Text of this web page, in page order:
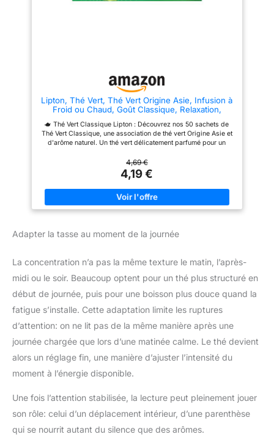
démarrer la journée du bon pied
ou pour donner de l'allure aux
petits instants du quotidien, elle
est toujours bien méritée
PAUSE QUI A DU GOUT : Pour
démarrer la journée du bon pied
petits instants du quotidien, elle
est toujours bien méritée
Lipton, Thé Vert, Thé Vert Origine Asie, Infusion à
Froid ou Chaud, Goût Classique, Relaxation,
🫖 Thé Vert Classique Lipton : Découvrez nos 50 sachets de
Thé Vert Classique, une association de thé vert Origine Asie et
d'arôme naturel. Un thé vert délicatement parfumé pour un
Thé Vert Classique, découvrez tout le parfum subtil du thé vert
associé aux notes légèrement citronnées et épicées de l'arôme
naturel pour une recette au goût parfumé et équilibré. 🍀
Recette naturelle : Une recette de thé vert 100% ingrédients
d'origine naturelle, sélectionnés avec soin pour apporter un
goût authentique. Un plaisir à chaque gorgée ! ☕️Conseil de
C et dégustez ! 💚Un thé éthique : Un thé plus durable, 100%
biodiversité.
4,69 €
4,19 €
Adapter la tasse au moment de la journée
La concentration n’a pas la même texture le matin, l’après-
midi ou le soir. Beaucoup optent pour un thé plus structuré en
début de journée, puis pour une boisson plus douce quand la
fatigue s’installe. Cette adaptation limite les ruptures
d’attention: on ne lit pas de la même manière après une
journée chargée que lors d’une matinée calme. Le thé devient
alors un réglage fin, une manière d’ajuster l’intensité du
moment à l’énergie disponible.
Une fois l’attention stabilisée, la lecture peut pleinement jouer
son rôle: celui d’un déplacement intérieur, d’une parenthèse
qui se nourrit autant du silence que des arômes.